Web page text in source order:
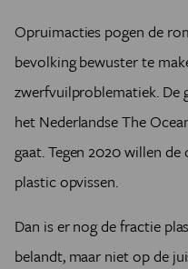
Opruimacties pogen de
bevolking bewuster te
zwerfvuilproblematiek. De
het Nederlandse The
gaat. Tegen 2020 willen
plastic opvissen.
Dan is er nog de fractie
belandt, maar niet op de